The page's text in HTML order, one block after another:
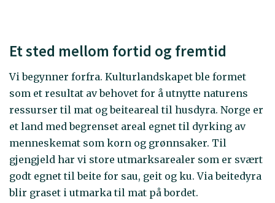
Et sted mellom fortid og fremtid
Vi begynner forfra. Kulturlandskapet ble formet
som et resultat av behovet for å utnytte naturens
ressurser til mat og beiteareal til husdyra. Norge er
et land med begrenset areal egnet til dyrking av
menneskemat som korn og grønnsaker. Til
gjengjeld har vi store utmarksarealer som er svært
godt egnet til beite for sau, geit og ku. Via beitedyra
blir graset i utmarka til mat på bordet.